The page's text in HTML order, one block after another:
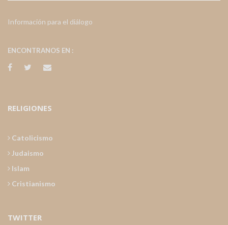
Información para el diálogo
ENCONTRANOS EN :
RELIGIONES
Catolicismo
Judaismo
Islam
Cristianismo
TWITTER